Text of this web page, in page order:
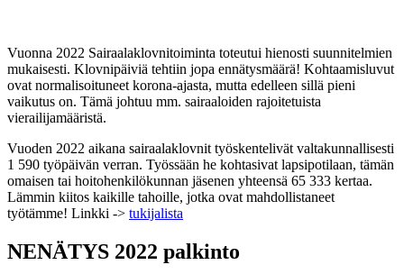
Vuonna 2022 Sairaalaklovnitoiminta toteutui hienosti suunnitelmien
mukaisesti. Klovnipäiviä tehtiin jopa ennätysmäärä! Kohtaamisluvut
ovat normalisoituneet korona-ajasta, mutta edelleen sillä pieni
vaikutus on. Tämä johtuu mm. sairaaloiden rajoitetuista
vierailijamääristä.
Vuoden 2022 aikana sairaalaklovnit työskentelivät valtakunnallisesti
1 590 työpäivän verran. Työssään he kohtasivat lapsipotilaan, tämän
omaisen tai hoitohenkilökunnan jäsenen yhteensä 65 333 kertaa.
Lämmin kiitos kaikille tahoille, jotka ovat mahdollistaneet
työtämme! Linkki -> tukijalista
NENÄTYS 2022 palkinto